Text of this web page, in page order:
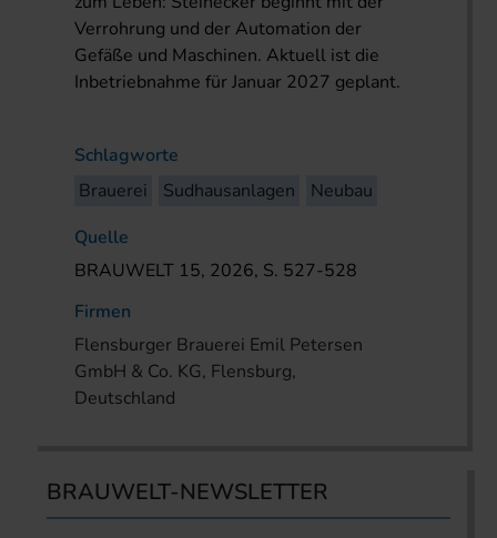
Verrohrung und der Automation der
Gefäße und Maschinen. Aktuell ist die
Inbetriebnahme für Januar 2027 geplant.
Schlagworte
Brauerei
Sudhausanlagen
Neubau
Quelle
BRAUWELT 15, 2026, S. 527-528
Firmen
Flensburger Brauerei Emil Petersen
GmbH & Co. KG, Flensburg,
Deutschland
BRAUWELT-NEWSLETTER